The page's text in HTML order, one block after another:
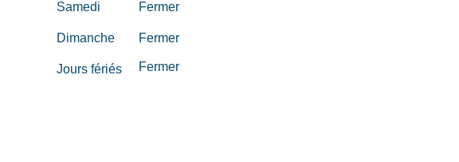
Samedi Fermer
Dimanche Fermer
Jours fériés Fermer